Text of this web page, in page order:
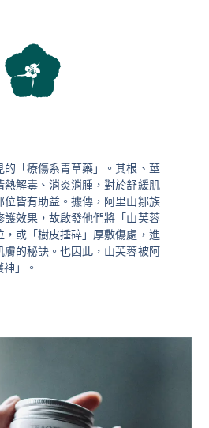
的「療傷系青草藥」。其根、莖
熱解毒、消炎消腫，對於舒緩肌
位皆有助益。據傳，阿里山鄒族
護效果，故啟發他們將「山芙蓉
，或「樹皮捶碎」厚敷傷處，進
膚的秘訣。也因此，山芙蓉被阿
」。